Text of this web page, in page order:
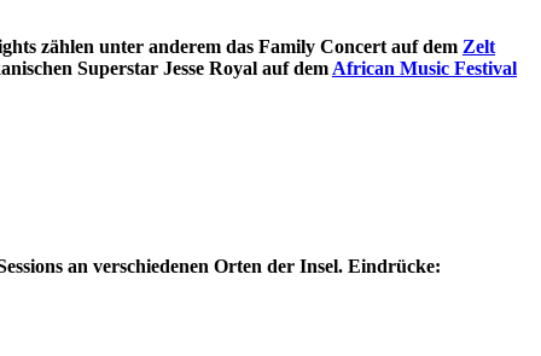
zählen unter anderem das Family Concert auf dem Zelt
Superstar Jesse Royal auf dem African Music Festival
an verschiedenen Orten der Insel. Eindrücke: